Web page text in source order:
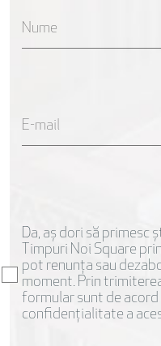
Nume
E-mail
Da, aș dori să primesc
Timpuri Noi Square
pot renunța sau
moment. Prin
formular sunt de
confidențialitate a